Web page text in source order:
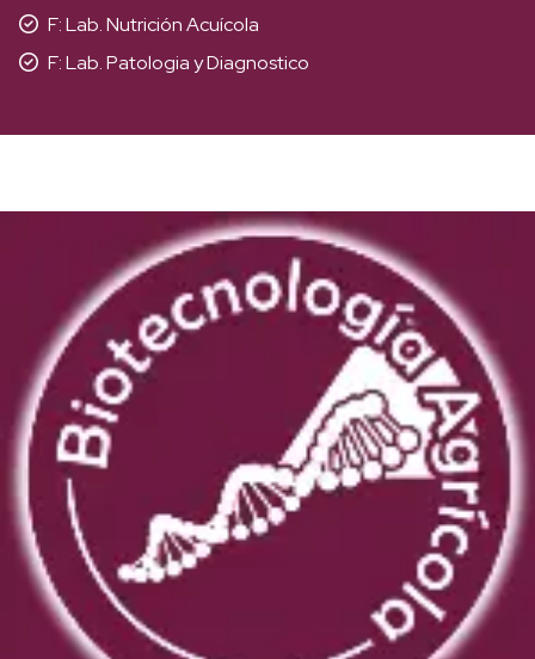
F: Lab. Nutrición Acuícola
F: Lab. Patologia y Diagnostico